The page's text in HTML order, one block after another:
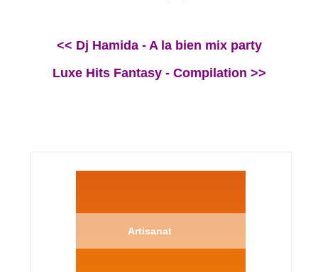
<< Dj Hamida - A la bien mix party
Luxe Hits Fantasy - Compilation >>
Artisanat